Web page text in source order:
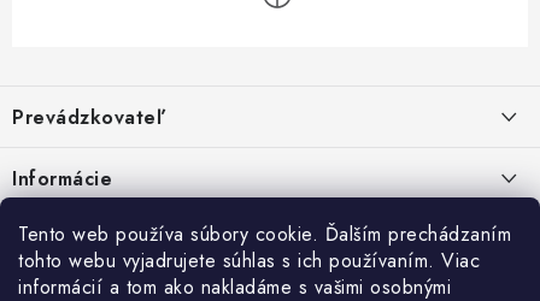
Tento web používa súbory cookie. Ďalším prechádzaním
tohto webu vyjadrujete súhlas s ich používaním. Viac
informácií a tom ako nakladáme s vašimi osobnými
p
ä
t
Prevádzkovateľ
Malinová 49
IČO: 34670602
DIČ: 1020448297
Informácie
Kontakty
Doprava a platba
Facebook